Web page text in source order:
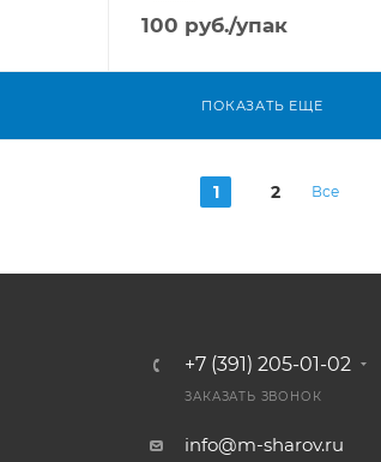
100 руб./упак
ПОКАЗАТЬ ЕЩЕ
1 2 Все
+7 (391) 205-01-02
ЗАКАЗАТЬ ЗВОНОК
info@m-sharov.ru